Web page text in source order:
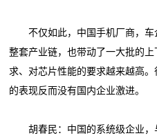
不仅如此，中国手机厂商，车
整套产业链，也带动了一大批的
求、对芯片性能的要求越来越高
的表现反而没有国内企业激进。
胡春民：中国的系统级企业，